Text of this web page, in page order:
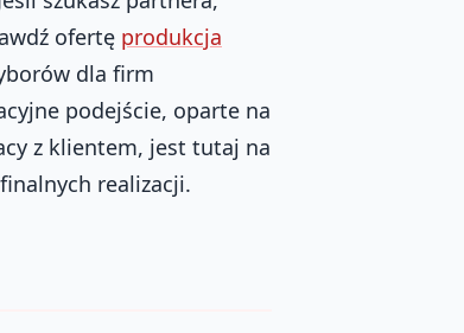
ofertę produkcja
dla firm
podejście, oparte na
z klientem, jest tutaj na
realizacji.